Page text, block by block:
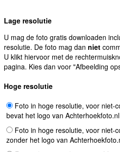
Lage resolutie
U mag de foto gratis downloaden
resolutie. De foto mag dan niet
U klikt hiervoor met de
pagina. Kies dan voor "Afbeelding
Hoge resolutie
Foto in hoge resolutie, voor niet-
bevat het logo van Achterhoekfoto.nl
Foto in hoge resolutie, voor niet-
zonder het logo van